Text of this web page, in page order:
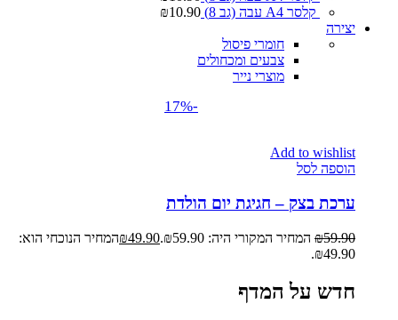
קלסר A4 עבה (גב 8)
₪10.90
יצירה
חומרי פיסול
צבעים ומכחולים
מוצרי נייר
-17%
Add to wishlist
הוספה לסל
ערכת בצק – חגיגת יום הולדת
₪59.90 המחיר המקורי היה: ₪59.90. ₪49.90
המחיר הנוכחי הוא:
₪49.90.
חדש על המדף